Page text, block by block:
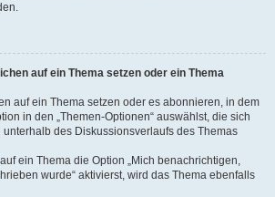
auf ein Thema setzen oder ein Thema
auf ein Thema setzen oder es abonnieren, in dem
in den „Themen-Optionen“ auswählst, die sich
des Diskussionsverlaufs des Themas
ein Thema die Option „Mich benachrichtigen,
wurde“ aktivierst, wird das Thema ebenfalls